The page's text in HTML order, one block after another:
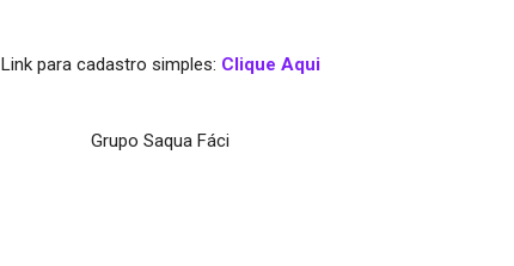
Link para cadastro simples: Clique Aqui
Grupo Saqua Fáci